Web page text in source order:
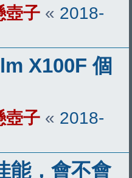
壺子 « 2018-
X100F 個
壺子 « 2018-
能，會不會